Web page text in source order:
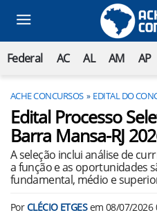
Federal AC AL AM AP
ACHE CONCURSOS EDITAL DO
Edital Processo
Barra Mansa-RJ
A seleção inclui análise de
a função e as oportunidades
fundamental, médio e
PorCLÉCIO ETGESem 08/07/2026